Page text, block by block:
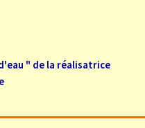
" de la réalisatrice